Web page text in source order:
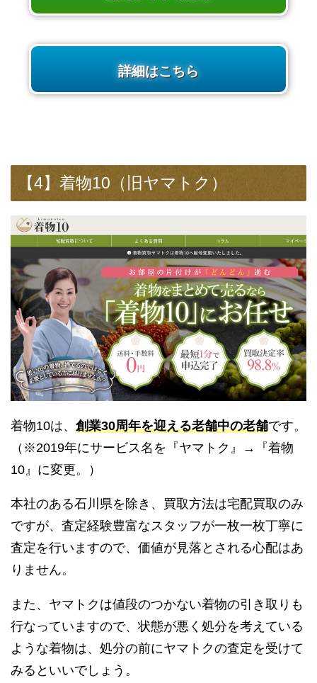
詳細はこちら
【4】着物10（旧ヤマトク）
着物10は、 創業30周年を迎える老舗中の老舗です。
（※2019年にサービス名を『ヤマトク』→『着物
10』に変更。）
本社のある石川県を除き、買取方法は宅配買取のみ
ですが、査定経験豊富なスタッフが一枚一枚丁寧に
査定を行いますので、価値が見落とされる心配はあ
りません。
また、ヤマトクは値段のつかない着物の引き取りも
行なっていますので、状態が悪く処分を考えている
ような着物は、処分の前にヤマトクの査定を受けて
みるといいでしょう。